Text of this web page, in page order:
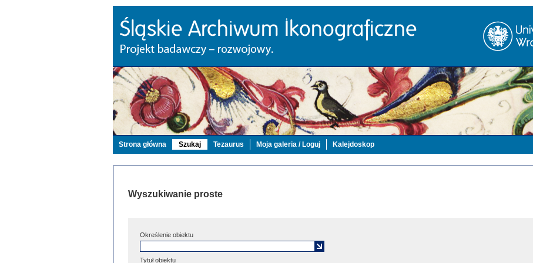
Strona główna Szukaj Tezaurus Moja galeria / Loguj Kalejdoskop
Wyszukiwanie proste
Określenie obiektu
Tytuł obiektu